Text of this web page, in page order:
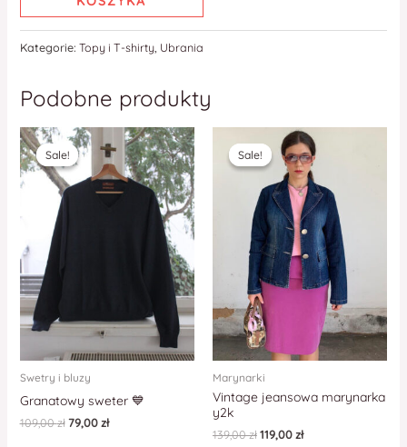
Kategorie: Topy i T-shirty, Ubrania
Podobne produkty
Sale!
Sale!
Swetry i bluzy
Granatowy sweter 💙
109,00zł 79,00zł
Sale!
Sale!
Marynarki
Vintage jeansowa marynarka
y2k
139,00zł119,00zł